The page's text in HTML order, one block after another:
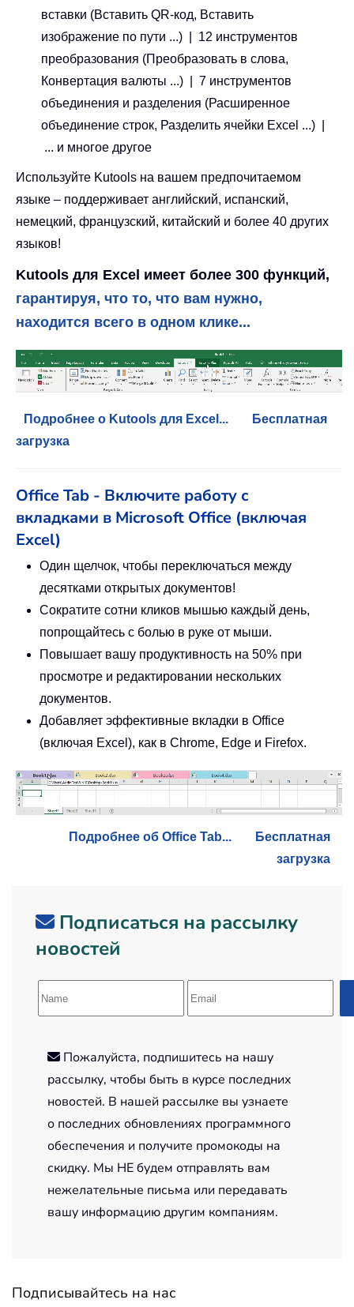
вставки (Вставить QR-код, Вставить
изображение по пути ...) | 12 инструментов
преобразования (Преобразовать в слова,
Конвертация валюты ...) | 7 инструментов
объединения и разделения (Расширенное
объединение строк, Разделить ячейки Excel ...) |
... и многое другое
Используйте Kutools на вашем предпочитаемом
языке – поддерживает английский, испанский,
немецкий, французский, китайский и более 40 других
языков!
Kutools для Excel имеет более 300 функций,
гарантируя, что то, что вам нужно,
находится всего в одном клике...
Подробнее о Kutools для Excel...
Бесплатная
загрузка
Office Tab - Включите работу с
вкладками в Microsoft Office (включая
Excel)
Один щелчок, чтобы переключаться между
десятками открытых документов!
Сократите сотни кликов мышью каждый день,
попрощайтесь с болью в руке от мыши.
Повышает вашу продуктивность на 50% при
просмотре и редактировании нескольких
документов.
Добавляет эффективные вкладки в Office
(включая Excel), как в Chrome, Edge и Firefox.
Подробнее об Office Tab...
Бесплатная
загрузка
Подписаться на рассылку
новостей
Пожалуйста, подпишитесь на нашу
рассылку, чтобы быть в курсе последних
новостей. В нашей рассылке вы узнаете
о последних обновлениях программного
обеспечения и получите промокоды на
скидку. Мы НЕ будем отправлять вам
нежелательные письма или передавать
вашу информацию другим компаниям.
Подписывайтесь на нас